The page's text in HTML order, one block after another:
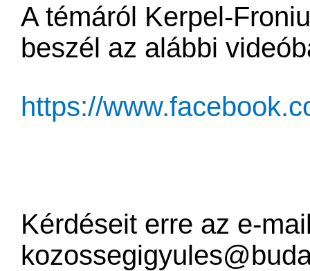
A témáról Kerpel-
beszél az alábbi
https://
Kérdéseit erre az e-